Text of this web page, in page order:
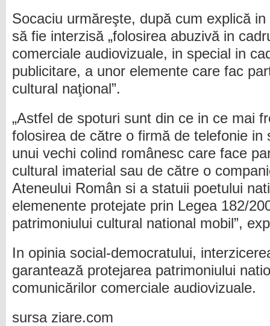
Socaciu urmăreşte, după cum explică
să fie interzisă „folosirea abuzivă in
comerciale audiovizuale, in special in
publicitare, a unor elemente care fac
cultural naţional”.
„Astfel de spoturi sunt din ce in ce mai
folosirea de către o firmă de telefonie in
unui vechi colind românesc care face
cultural imaterial sau de către o
Ateneului Român si a statuii poetului
elemenente protejate prin Legea 182/
patrimoniului cultural national mobil”,
In opinia social-democratului,
garantează protejarea patrimoniului
comunicărilor comerciale audiovizuale.
sursa ziare.com